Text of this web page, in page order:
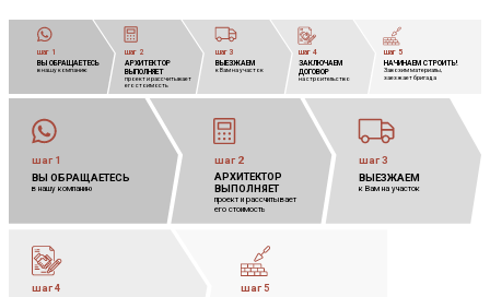
ВЫ ОБРАЩАЕТЕСЬ
в нашу компанию
шаг 1
ВЫЕЗЖАЕМ
к Вам на участок
шаг 3
НАЧИНАЕМ СТРОИТЬ!
Завозим материалы,
заезжает бригада
шаг 5
АРХИТЕКТОР
ВЫПОЛНЯЕТ
проект и рассчитывает
его стоимость
шаг 2
ЗАКЛЮЧАЕМ
ДОГОВОР
на строительство
шаг 4
ВЫ ОБРАЩАЕТЕСЬ
в нашу компанию
шаг 1
АРХИТЕКТОР
ВЫПОЛНЯЕТ
проект и рассчитывает
его стоимость
шаг 2
ВЫЕЗЖАЕМ
к Вам на участок
шаг 3
шаг 5
шаг 4